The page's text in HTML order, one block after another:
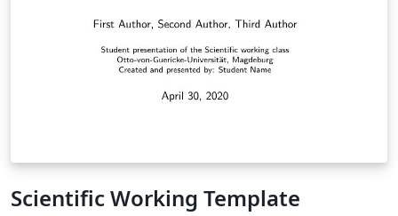
Scientific Working Template